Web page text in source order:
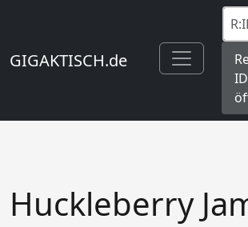
GIGAKTISCH.de
ID
Huckleberry